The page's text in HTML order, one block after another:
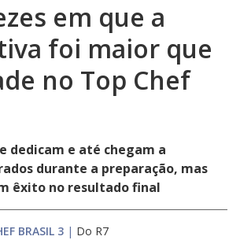
em que a
foi maior que
no Top Chef
dedicam e até chegam a
durante a preparação, mas
êxito no resultado final
BRASIL 3 | Do R7